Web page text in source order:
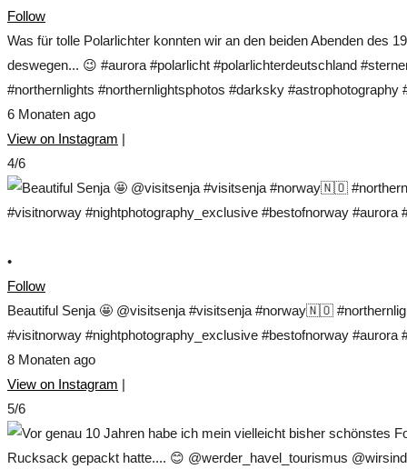
Follow
Was für tolle Polarlichter konnten wir an den beiden Abenden des
deswegen... 😉 #aurora #polarlicht #polarlichterdeutschland
#northernlights #northernlightsphotos #darksky
6 Monaten ago
View on Instagram |
4/6
•
Follow
Beautiful Senja 🤩 @visitsenja #visitsenja #norway🇳🇴
#visitnorway #nightphotography_exclusive #bestofnorway
8 Monaten ago
View on Instagram |
5/6